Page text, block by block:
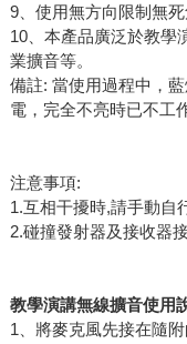
9、使用無方向限制無死
10、本產品廣泛於教學
業擴音等。
備註: 當使用過程中，
電，完全不亮時已不工
注意事項:
1.互相干擾時,請手動自
2.碰撞發射器及接收器
教學演講無線擴音使用
1、將麥克風先接在隨